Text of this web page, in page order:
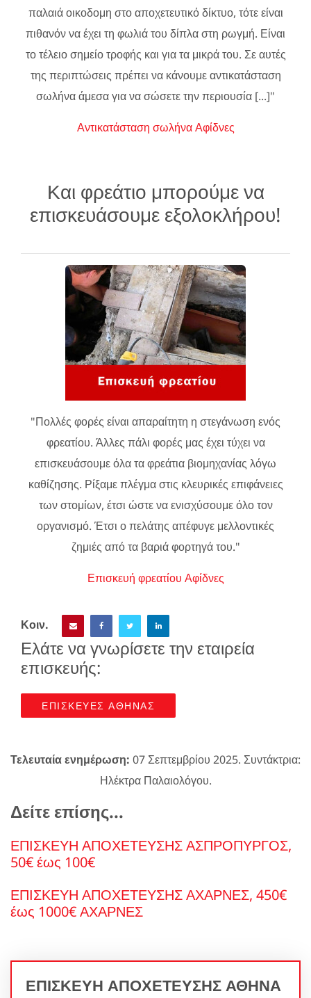
παλαιά οικοδομη στο αποχετευτικό δίκτυο, τότε είναι
πιθανόν να έχει τη φωλιά του δίπλα στη ρωγμή. Είναι
το τέλειο σημείο τροφής και για τα μικρά του. Σε αυτές
της περιπτώσεις πρέπει να κάνουμε αντικατάσταση
σωλήνα άμεσα για να σώσετε την περιουσία [...]"
Αντικατάσταση σωλήνα Αφίδνες
Και φρεάτιο μπορούμε να
επισκευάσουμε εξολοκλήρου!
"Πολλές φορές είναι απαραίτητη η στεγάνωση ενός
φρεατίου. Άλλες πάλι φορές μας έχει τύχει να
επισκευάσουμε όλα τα φρεάτια βιομηχανίας λόγω
καθίζησης. Ρίξαμε πλέγμα στις κλευρικές επιφάνειες
των στομίων, έτσι ώστε να ενισχύσουμε όλο τον
οργανισμό. Έτσι ο πελάτης απέφυγε μελλοντικές
ζημιές από τα βαριά φορτηγά του."
Επισκευή φρεατίου Αφίδνες
Κοιν.
Ελάτε να γνωρίσετε την εταιρεία
επισκευής:
ΕΠΙΣΚΕΥΕΣ ΑΘΗΝΑΣ
Τελευταία ενημέρωση: 07 Σεπτεμβρίου 2025. Συντάκτρια:
Ηλέκτρα Παλαιολόγου.
Δείτε επίσης...
ΕΠΙΣΚΕΥΗ ΑΠΟΧΕΤΕΥΣΗΣ ΑΣΠΡΟΠΥΡΓΟΣ,
50€ έως 100€
ΕΠΙΣΚΕΥΗ ΑΠΟΧΕΤΕΥΣΗΣ ΑΧΑΡΝΕΣ, 450€
έως 1000€ ΑΧΑΡΝΕΣ
ΕΠΙΣΚΕΥΗ ΑΠΟΧΕΤΕΥΣΗΣ ΑΘΗΝΑ